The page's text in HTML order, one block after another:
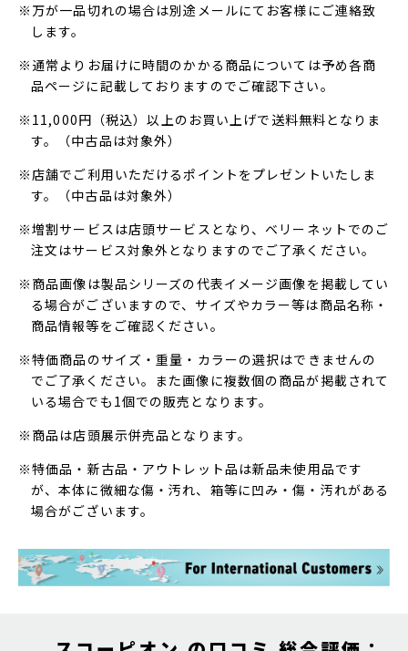
※万が一品切れの場合は別途メールにてお客様にご連絡致
します。
※通常よりお届けに時間のかかる商品については予め各商
品ページに記載しておりますのでご確認下さい。
※11,000円（税込）以上のお買い上げで送料無料となりま
す。（中古品は対象外）
※店舗でご利用いただけるポイントをプレゼントいたしま
す。（中古品は対象外）
※増割サービスは店頭サービスとなり、ベリーネットでのご
注文はサービス対象外となりますのでご了承ください。
※商品画像は製品シリーズの代表イメージ画像を掲載してい
る場合がございますので、サイズやカラー等は商品名称・
商品情報等をご確認ください。
※特価商品のサイズ・重量・カラーの選択はできませんの
でご了承ください。また画像に複数個の商品が掲載されて
いる場合でも1個での販売となります。
※商品は店頭展示併売品となります。
※特価品・新古品・アウトレット品は新品未使用品です
が、本体に微細な傷・汚れ、箱等に凹み・傷・汚れがある
場合がございます。